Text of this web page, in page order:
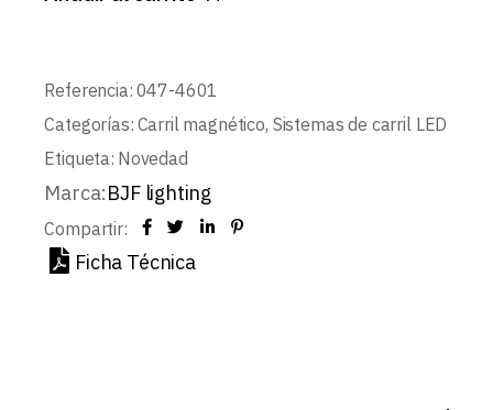
Referencia: 047-4601
Categorías: Carril magnético, Sistemas de carril LED
Etiqueta: Novedad
Marca:BJF lighting
Compartir:
Ficha Técnica